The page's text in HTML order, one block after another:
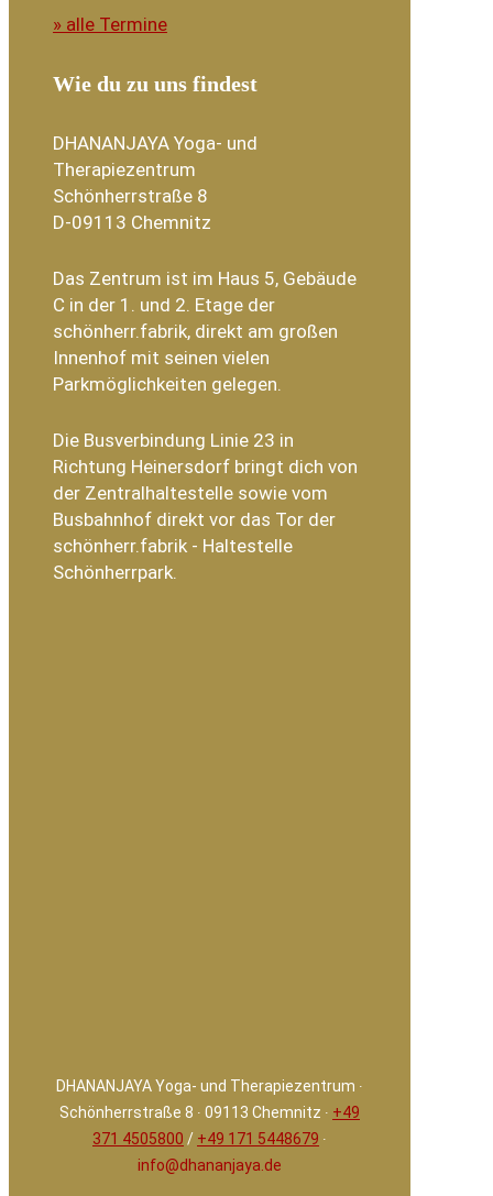
» alle Termine
Wie du zu uns findest
DHANANJAYA Yoga- und
Therapiezentrum
Schönherrstraße 8
D-09113 Chemnitz
Das Zentrum ist im Haus 5, Gebäude
C in der 1. und 2. Etage der
schönherr.fabrik, direkt am großen
Innenhof mit seinen vielen
Parkmöglichkeiten gelegen.
Die Busverbindung Linie 23 in
Richtung Heinersdorf bringt dich von
der Zentralhaltestelle sowie vom
Busbahnhof direkt vor das Tor der
schönherr.fabrik - Haltestelle
Schönherrpark.
DHANANJAYA Yoga- und Therapiezentrum ∙
Schönherrstraße 8 ∙ 09113 Chemnitz ∙ +49
371 4505800 / +49 171 5448679 ∙
info@dhananjaya.de